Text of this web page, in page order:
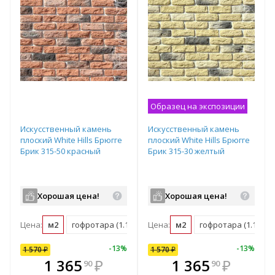
Искусственный камень
плоский White Hills Брюгге
Брик 315-50 красный
Хорошая цена!
Цена: м2 гофротара (1.16 м2) мастербокс (38 м2)
1 570₽ -13%
1 365 90 ₽
В комплекте
Образец на экспозиции
Искусственный камень
плоский White Hills Брюгге
Брик 315-30 желтый
Хорошая цена!
Цена: м2 гофротара (1.16 м2)
7% 1 570 -
1 41300
1 570₽ -13%
1 365 90 ₽